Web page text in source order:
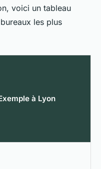
voici un tableau
les plus
à Lyon